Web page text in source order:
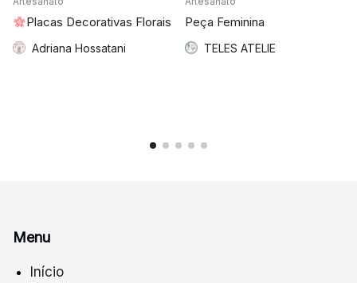
Placas Decorativas Florais
Adriana Hossatani
Peça Feminina
TELES ATELIE
Menu
Início